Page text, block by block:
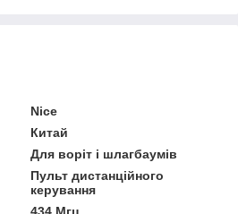
Nice
Китай
Для воріт і шлагбаумів
Пульт дистанційного
керування